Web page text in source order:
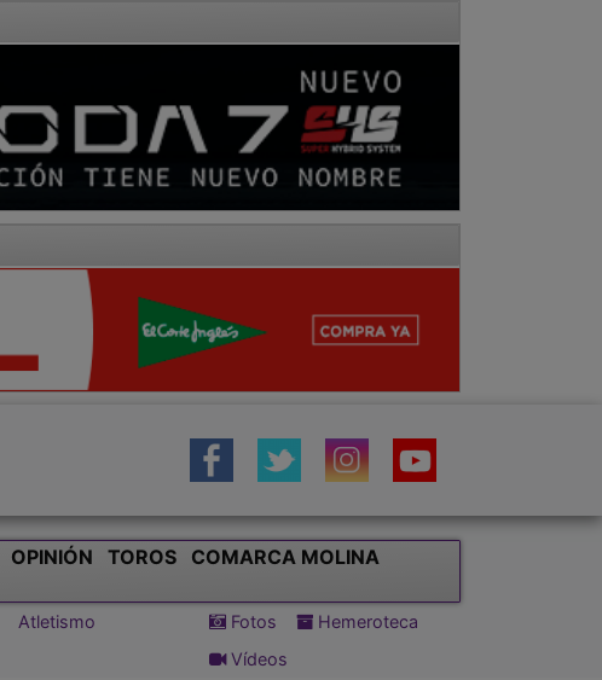
OPINIÓN TOROS
COMARCA MOLINA
Atletismo
Fotos
Hemeroteca
Vídeos